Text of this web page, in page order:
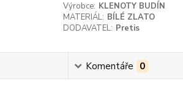
Výrobce: KLENOTY BUDÍN
MATERIÁL: BÍLÉ ZLATO
DODAVATEL: Pretis
Komentáře 0